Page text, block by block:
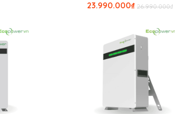
₫
26.990.000
₫
23.990.000